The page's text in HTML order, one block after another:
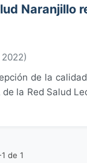
Naranjillo
2022)
de la
la Red Salud
de 1